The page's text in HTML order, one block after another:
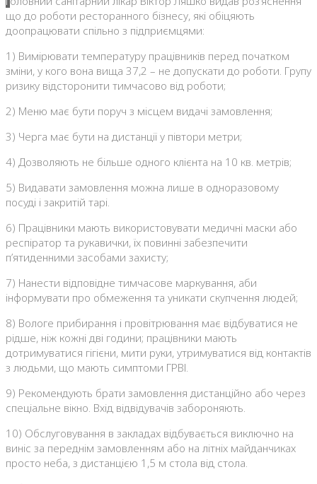
що до роботи ресторанного бізнесу, які обіцяють
доопрацювати спільно з підприємцями:
1) Вимірювати температуру працівників перед початком
зміни, у кого вона вища 37,2 – не допускати до роботи. Групу
ризику відсторонити тимчасово від роботи;
2) Меню має бути поруч з місцем видачі замовлення;
3) Черга має бути на дистанції у півтори метри;
4) Дозволяють не більше одного клієнта на 10 кв. метрів;
5) Видавати замовлення можна лише в одноразовому
посуді і закритій тарі.
6) Працівники мають використовувати медичні маски або
респіратор та рукавички, їх повинні забезпечити
п’ятиденними засобами захисту;
7) Нанести відповідне тимчасове маркування, аби
інформувати про обмеження та уникати скупчення людей;
8) Вологе прибирання і провітрювання має відбуватися не
рідше, ніж кожні дві години; працівники мають
дотримуватися гігієни, мити руки, утримуватися від контактів
з людьми, що мають симптоми ГРВІ.
9) Рекомендують брати замовлення дистанційно або через
спеціальне вікно. Вхід відвідувачів забороняють.
10) Обслуговування в закладах відбувається виключно на
виніс за переднім замовленням або на літніх майданчиках
просто неба, з дистанцією 1,5 м стола від стола.